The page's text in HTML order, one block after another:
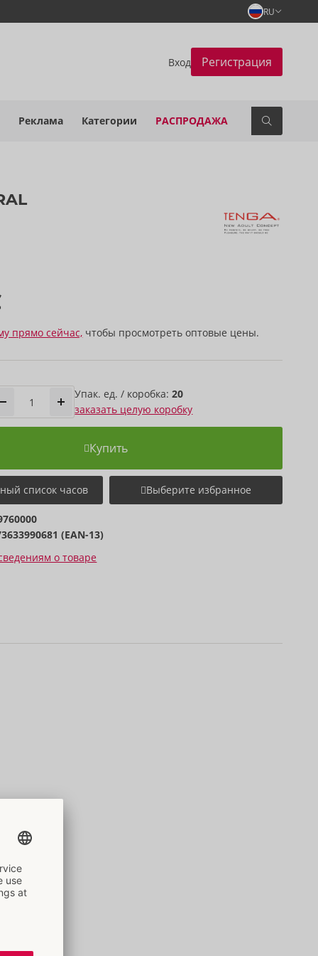
RU
Вход Регистрация
Реклама Категории РАСПРОДАЖА
прямо сейчас, чтобы просмотреть оптовые цены.
Упак. ед. / коробка:20
заказать целую коробку
Купить
список часов Выберите избранное
(EAN-13)
о товаре